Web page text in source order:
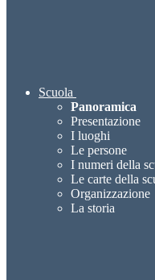
Scuola
Panoramica
Presentazione
I luoghi
Le persone
I numeri della
Le carte della
Organizzazione
La storia